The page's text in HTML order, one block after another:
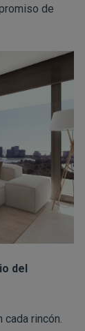
de
del
cada rincón.